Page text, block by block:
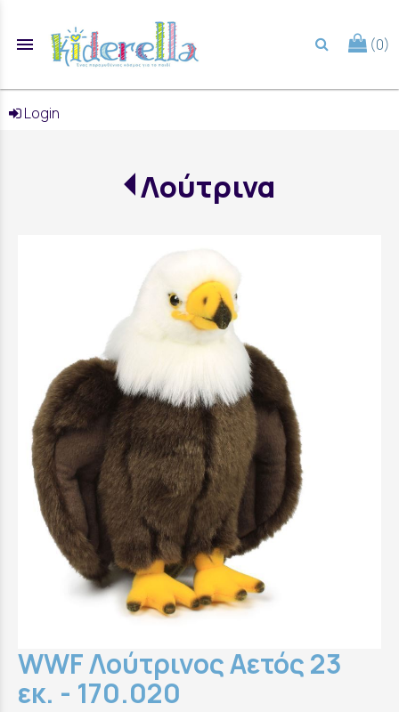
menu (0)
Login
Λούτρινα
WWF Λούτρινος Αετός 23
εκ. - 170.020